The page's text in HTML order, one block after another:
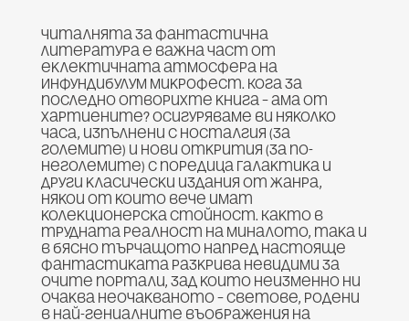
Читалнята за фантастична
литература е важна част от
еклектичната атмосфера на
Инфундибулум Микрофест. Кога за
последно отворихте книга – ама от
хартиените? Осигуряваме ви няколко
часа, изпълнени с носталгия (за
големите) и нови открития (за по-
неголемите) с поредица Галактика и
други класически издания от жанра,
някои от които вече имат
колекционерска стойност. Както в
трудната реалност на миналото, така и
в бясно търчащото напред настояще
фантастиката разкрива невидими за
очите портали, зад които неизменно ни
очаква неочакваното – светове, родени
в най-гениалните въображения на